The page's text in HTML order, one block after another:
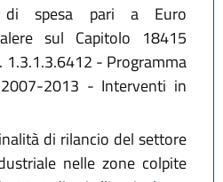
di spesa pari a Euro
sul Capitolo 18415
1.3.1.3.6412 - Programma
2013 - Interventi in
di rilancio del settore
nelle zone colpite